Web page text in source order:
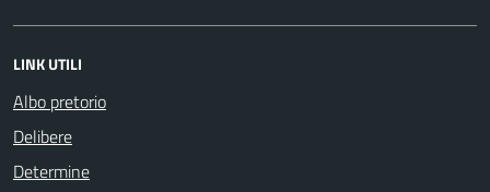
LINK UTILI
Albo pretorio
Delibere
Determine